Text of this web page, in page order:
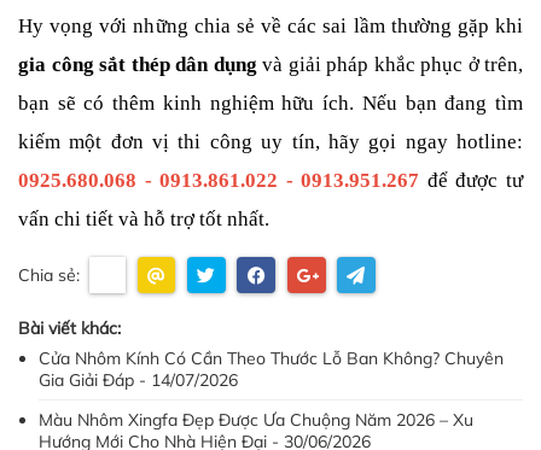
gia công sắt thép dân dụng và giải pháp khắc phục ở trên,
bạn sẽ có thêm kinh nghiệm hữu ích. Nếu bạn đang tìm
0925.680.068 - 0913.861.022 - 0913.951.267 để được tư
vấn chi tiết và hỗ trợ tốt nhất.
Chia sẻ:
Bài viết khác:
Cửa Nhôm Kính Có Cần Theo Thước Lỗ Ban Không? Chuyên
Gia Giải Đáp - 14/07/2026
Màu Nhôm Xingfa Đẹp Được Ưa Chuộng Năm 2026 – Xu
Hướng Mới Cho Nhà Hiện Đại - 30/06/2026